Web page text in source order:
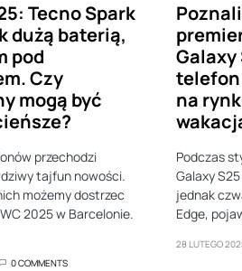
Tecno Spark
dużą baterią,
pod
Czy
mogą być
przechodzi
tajfun nowości.
możemy dostrzec
2025 w Barcelonie.
0 COMMENTS
Galaxy
na
Podczas
Galaxy
jednak
Edge,
28 LUTEGO